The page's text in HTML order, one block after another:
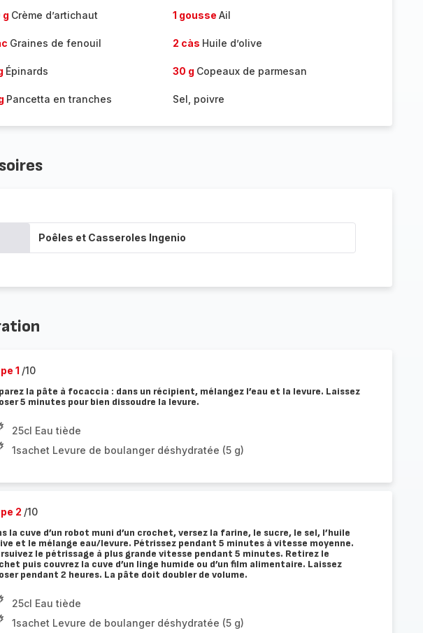
g Crème d’artichaut 1 gousse Ail
Graines de fenouil 2 càs Huile d’olive
Épinards 30 g Copeaux de parmesan
Pancetta en tranches Sel, poivre
Poêles et Casseroles Ingenio
1 /10
la pâte à focaccia : dans un récipient, mélangez l’eau et la levure. Laissez
5 minutes pour bien dissoudre la levure.
25cl Eau tiède
1sachet Levure de boulanger déshydratée (5 g)
2 /10
la cuve d’un robot muni d’un crochet, versez la farine, le sucre, le sel, l’huile
et le mélange eau/levure. Pétrissez pendant 5 minutes à vitesse moyenne.
le pétrissage à plus grande vitesse pendant 5 minutes. Retirez le
puis couvrez la cuve d’un linge humide ou d’un film alimentaire. Laissez
pendant 2 heures. La pâte doit doubler de volume.
25cl Eau tiède
1sachet Levure de boulanger déshydratée (5 g)